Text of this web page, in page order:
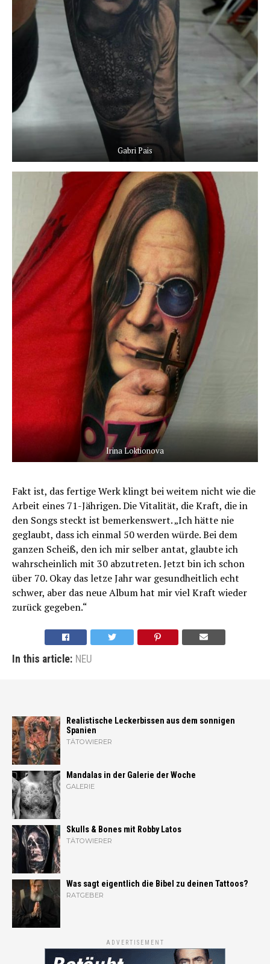
Gabri Pais
Irina Loktionova
Fakt ist, das fertige Werk klingt bei weitem nicht wie die
Arbeit eines 71-Jährigen. Die Vitalität, die Kraft, die in
den Songs steckt ist bemerkenswert. „Ich hätte nie
geglaubt, dass ich einmal 50 werden würde. Bei dem
ganzen Scheiß, den ich mir selber antat, glaubte ich
wahrscheinlich mit 30 abzutreten. Jetzt bin ich schon
über 70. Okay das letze Jahr war gesundheitlich echt
schwer, aber das neue Album hat mir viel Kraft wieder
zurück gegeben.“
In this article: NEU
Realistische Leckerbissen aus dem sonnigen
Spanien
TÄTOWIERER
Mandalas in der Galerie der Woche
GALERIE
Skulls & Bones mit Robby Latos
TÄTOWIERER
Was sagt eigentlich die Bibel zu deinen Tattoos?
RATGEBER
ADVERTISEMENT